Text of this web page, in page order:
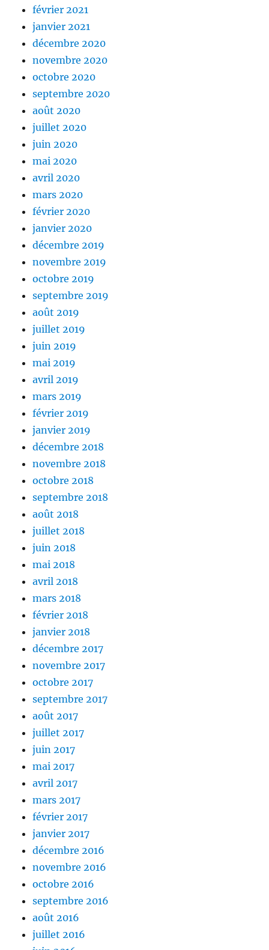
février 2021
janvier 2021
décembre 2020
novembre 2020
octobre 2020
septembre 2020
août 2020
juillet 2020
juin 2020
mai 2020
avril 2020
mars 2020
février 2020
janvier 2020
décembre 2019
novembre 2019
octobre 2019
septembre 2019
août 2019
juillet 2019
juin 2019
mai 2019
avril 2019
mars 2019
février 2019
janvier 2019
décembre 2018
novembre 2018
octobre 2018
septembre 2018
août 2018
juillet 2018
juin 2018
mai 2018
avril 2018
mars 2018
février 2018
janvier 2018
décembre 2017
novembre 2017
octobre 2017
septembre 2017
août 2017
juillet 2017
juin 2017
mai 2017
avril 2017
mars 2017
février 2017
janvier 2017
décembre 2016
novembre 2016
octobre 2016
septembre 2016
août 2016
juillet 2016